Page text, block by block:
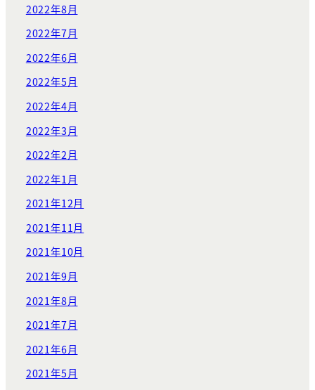
2022年8月
2022年7月
2022年6月
2022年5月
2022年4月
2022年3月
2022年2月
2022年1月
2021年12月
2021年11月
2021年10月
2021年9月
2021年8月
2021年7月
2021年6月
2021年5月